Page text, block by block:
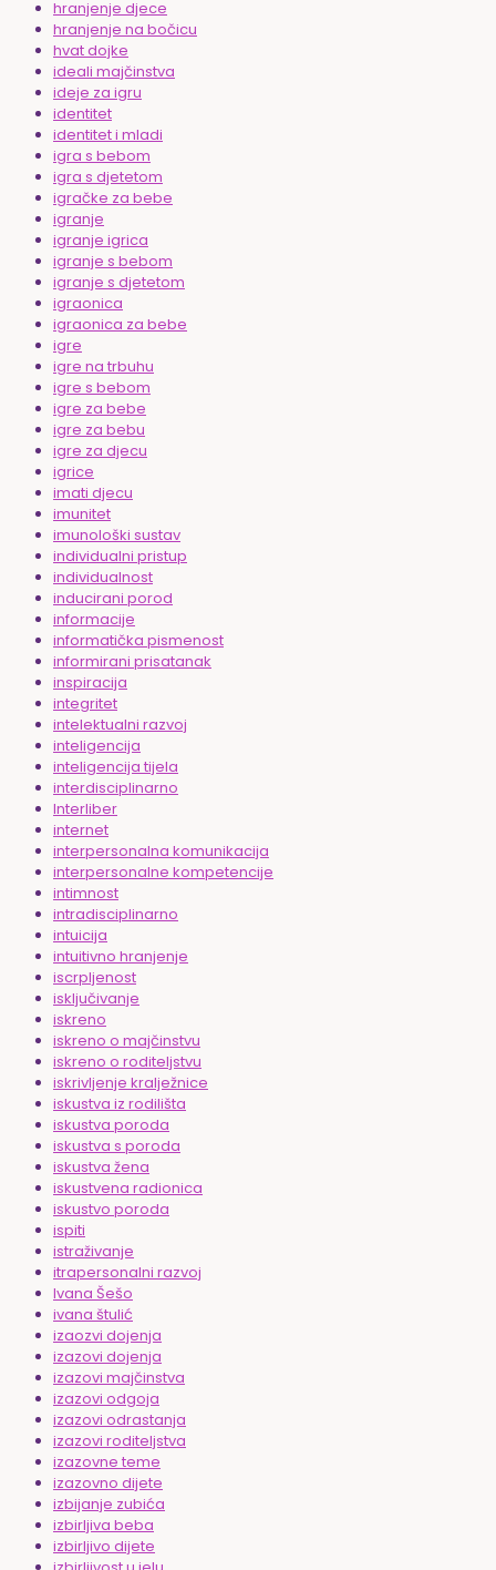
hranjenje djece
hranjenje na bočicu
hvat dojke
ideali majčinstva
ideje za igru
identitet
identitet i mladi
igra s bebom
igra s djetetom
igračke za bebe
igranje
igranje igrica
igranje s bebom
igranje s djetetom
igraonica
igraonica za bebe
igre
igre na trbuhu
igre s bebom
igre za bebe
igre za bebu
igre za djecu
igrice
imati djecu
imunitet
imunološki sustav
individualni pristup
individualnost
inducirani porod
informacije
informatička pismenost
informirani prisatanak
inspiracija
integritet
intelektualni razvoj
inteligencija
inteligencija tijela
interdisciplinarno
Interliber
internet
interpersonalna komunikacija
interpersonalne kompetencije
intimnost
intradisciplinarno
intuicija
intuitivno hranjenje
iscrpljenost
isključivanje
iskreno
iskreno o majčinstvu
iskreno o roditeljstvu
iskrivljenje kralježnice
iskustva iz rodilišta
iskustva poroda
iskustva s poroda
iskustva žena
iskustvena radionica
iskustvo poroda
ispiti
istraživanje
itrapersonalni razvoj
Ivana Šešo
ivana štulić
izaozvi dojenja
izazovi dojenja
izazovi majčinstva
izazovi odgoja
izazovi odrastanja
izazovi roditeljstva
izazovne teme
izazovno dijete
izbijanje zubića
izbirljiva beba
izbirljivo dijete